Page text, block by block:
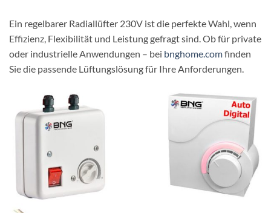
Ein regelbarer Radiallüfter 230V ist die perfekte Wahl, wenn
Effizienz, Flexibilität und Leistung gefragt sind. Ob für private
oder industrielle Anwendungen – bei bnghome.comfinden
Sie die passende Lüftungslösung für Ihre Anforderungen.